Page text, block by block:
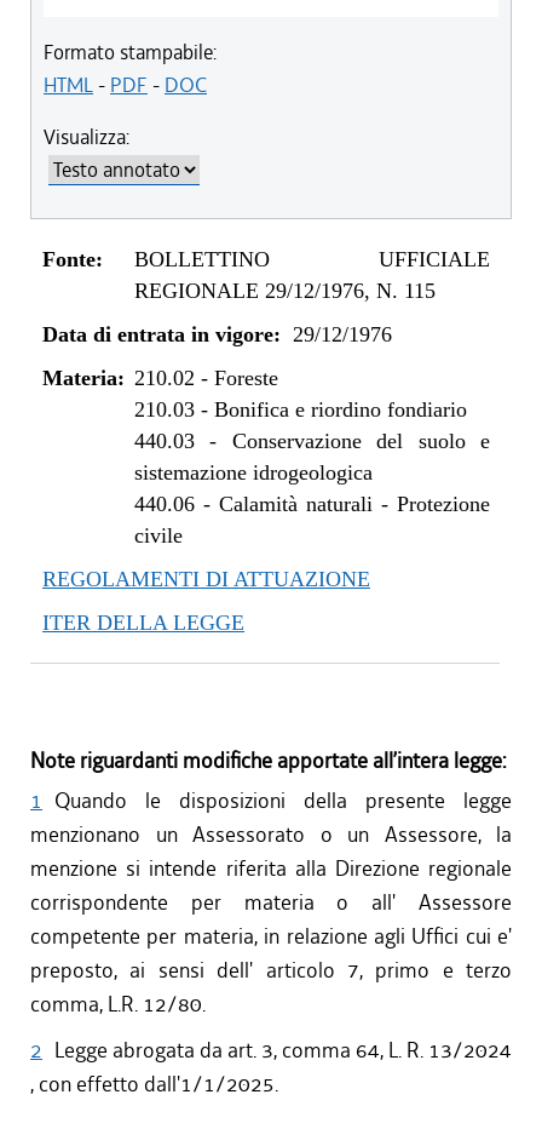
Formato stampabile:
HTML- PDF - DOC
Visualizza:
Fonte:
BOLLETTINO UFFICIALE
REGIONALE 29/12/1976, N. 115
Data di entrata in vigore: 29/12/1976
Materia: 210.02 - Foreste
210.03- Bonifica e riordino fondiario
440.03- Conservazione del suolo e
sistemazione idrogeologica
440.06- Calamità naturali - Protezione
civile
REGOLAMENTI DI ATTUAZIONE
ITER DELLA LEGGE
Note riguardanti modifiche apportate all’intera legge:
1 Quando le disposizioni della presente legge
menzionano un Assessorato o un Assessore, la
menzione si intende riferita alla Direzione regionale
corrispondente per materia o all' Assessore
competente per materia, in relazione agli Uffici cui e'
preposto, ai sensi dell' articolo 7, primo e terzo
comma, L.R. 12/80.
2 Legge abrogata da art. 3, comma 64, L. R. 13/2024
, con effetto dall'1/1/2025.